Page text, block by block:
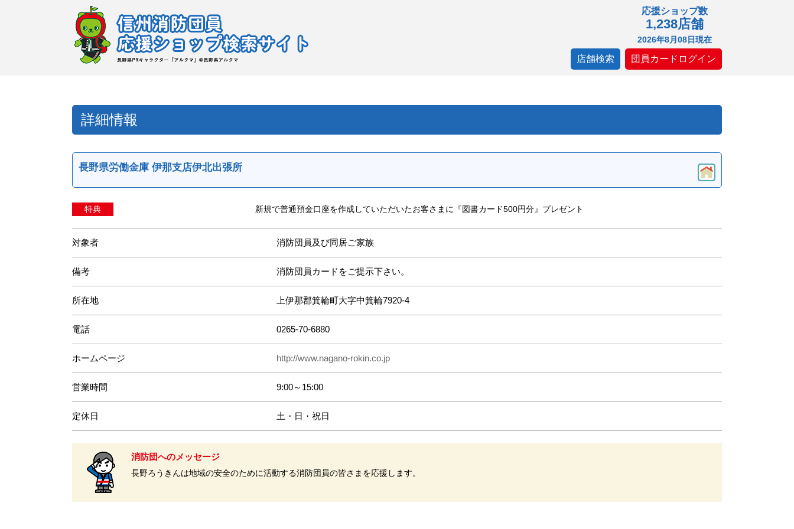
応援ショップ数
1,238店舗
2026年8月08日現在
店舗検索 団員カードログイン
詳細情報
長野県労働金庫 伊那支店伊北出張所
特典 新規で普通預金口座を作成していただいたお客さまに『図書カード500円分』プレゼント
対象者 消防団員及び同居ご家族
備考 消防団員カードをご提示下さい。
所在地 上伊那郡箕輪町大字中箕輪7920-4
電話 0265-70-6880
ホームページ http://www.nagano-rokin.co.jp
営業時間 9:00～15:00
定休日 土・日・祝日
消防団へのメッセージ
長野ろうきんは地域の安全のために活動する消防団員の皆さまを応援します。